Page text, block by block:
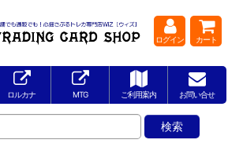
ログイン カート
ロルカナ MTG ご利用案内 お問い合せ